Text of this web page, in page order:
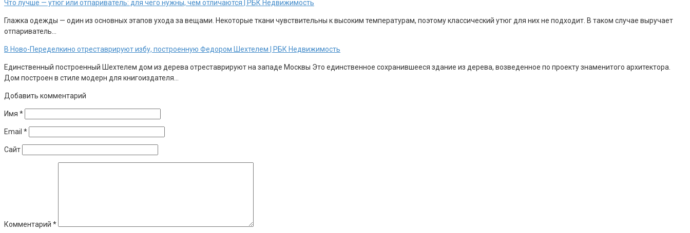
Что лучше — утюг или отпариватель: для чего нужны, чем отличаются | РБК Недвижимость
Глажка одежды — один из основных этапов ухода за вещами. Некоторые ткани чувствительны к высоким температурам, поэтому классический утюг для них не подходит. В таком случае выручает
отпариватель…
В Ново-Переделкино отреставрируют избу, построенную Федором Шехтелем | РБК Недвижимость
Единственный построенный Шехтелем дом из дерева отреставрируют на западе Москвы Это единственное сохранившееся здание из дерева, возведенное по проекту знаменитого архитектора.
Дом построен в стиле модерн для книгоиздателя…
Добавить комментарий
Имя *
Email *
Сайт
Комментарий *